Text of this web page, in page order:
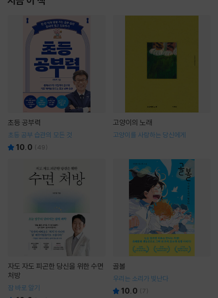
초등 공부력
초등 공부 습관의 모든 것
10.0 (49)
고양이의 노래
고양이를 사랑하는 당신에게
자도 자도 피곤한 당신을 위한 수면
처방
잠 바로 알기
골볼
우리는 소리가 빛난다
10.0 (7)